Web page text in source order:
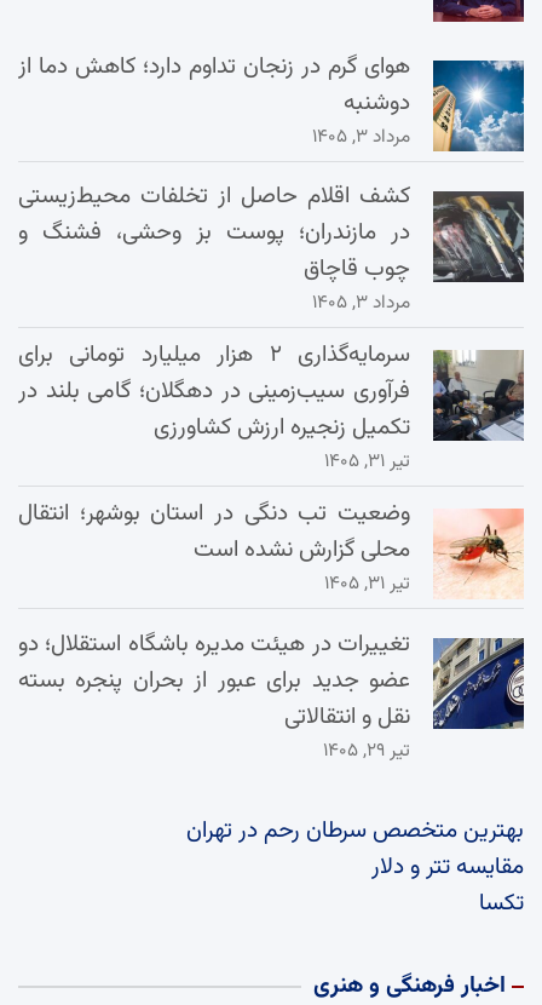
هوای گرم در زنجان تداوم دارد؛ کاهش دما از
دوشنبه
مرداد ۳, ۱۴۰۵
کشف اقلام حاصل از تخلفات محیط‌زیستی
در مازندران؛ پوست بز وحشی، فشنگ و
چوب قاچاق
مرداد ۳, ۱۴۰۵
سرمایه‌گذاری ۲ هزار میلیارد تومانی برای
فرآوری سیب‌زمینی در دهگلان؛ گامی بلند در
تکمیل زنجیره ارزش کشاورزی
تیر ۳۱, ۱۴۰۵
وضعیت تب دنگی در استان بوشهر؛ انتقال
محلی گزارش نشده است
تیر ۳۱, ۱۴۰۵
تغییرات در هیئت مدیره باشگاه استقلال؛ دو
عضو جدید برای عبور از بحران پنجره بسته
نقل و انتقالاتی
تیر ۲۹, ۱۴۰۵
بهترین متخصص سرطان رحم در تهران
مقایسه تتر و دلار
تکسا
اخبار فرهنگی و هنری